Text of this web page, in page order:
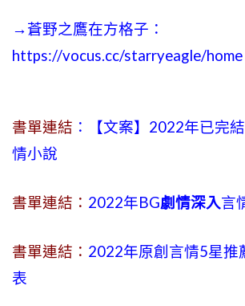
→蒼野之鷹在方格子：
https://vocus.cc/starryeagle/home
書單連結 ：【文案】2022年已完
情小說
書單連結： 2022年BG劇情深入言
書單連結： 2022年原創言情5星推
表